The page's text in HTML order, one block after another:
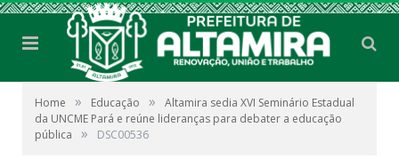
Home » Educação »
Altamira sedia XVI Seminário Estadual
da UNCME Pará e reúne lideranças para debater a educação
pública
» DSC00536